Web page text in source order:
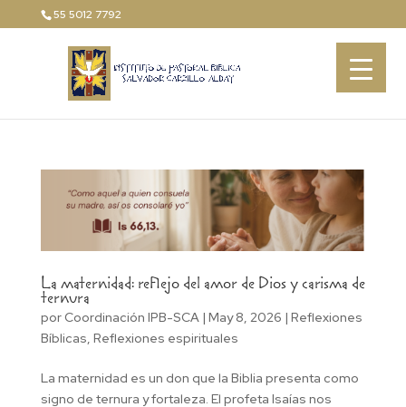
55 5012 7792
La maternidad: reflejo del amor de Dios y carisma de
ternura
por Coordinación IPB-SCA | May 8, 2026 | Reflexiones
Bíblicas Reflexiones espirituales
La maternidad es un don que la Biblia presenta como
signo de ternura y fortaleza. El profeta Isaías nos